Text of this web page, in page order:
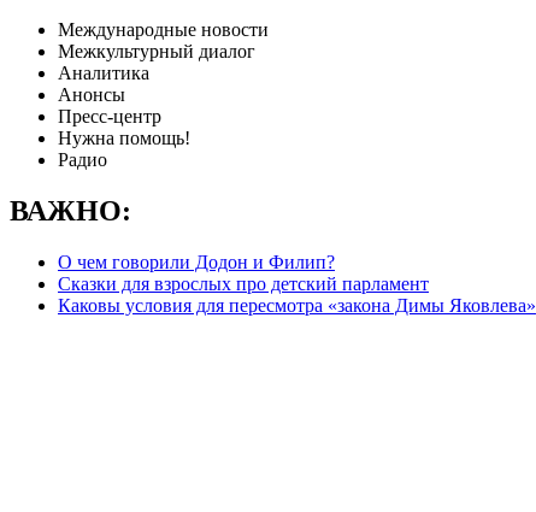
Международные новости
Межкультурный диалог
Аналитика
Анонсы
Пресс-центр
Нужна помощь!
Радио
ВАЖНО:
О чем говорили Додон и Филип?
Сказки для взрослых про детский парламент
Каковы условия для пересмотра «закона Димы Яковлева»